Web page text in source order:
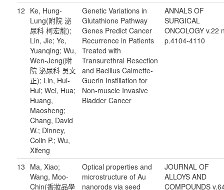
12 Ke, Hung-
Lung(附院 泌
尿科 柯宏龍);
Lin, Jie; Ye,
Yuanqing; Wu,
Wen-Jeng(附
院 泌尿科 吳文
正); Lin, Hui-
Hui; Wei, Hua;
Huang,
Maosheng;
Chang, David
W.; Dinney,
Colin P.; Wu,
Xifeng
Genetic Variations in
Glutathione Pathway
Genes Predict Cancer
Recurrence in Patients
Treated with
Transurethral Resection
and Bacillus Calmette-
Guerin Instillation for
Non-muscle Invasive
Bladder Cancer
ANNALS OF
SURGICAL
ONCOLOGY v.22
p.4104-4110
13 Ma, Xiao;
Wang, Moo-
Chin(香妝品學
Optical properties and
microstructure of Au
nanorods via seed
JOURNAL OF
ALLOYS AND
COMPOUNDS